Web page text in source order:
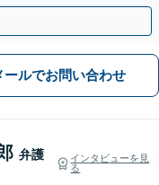
ールでお問い合わせ
弁護
インタビューを見
る